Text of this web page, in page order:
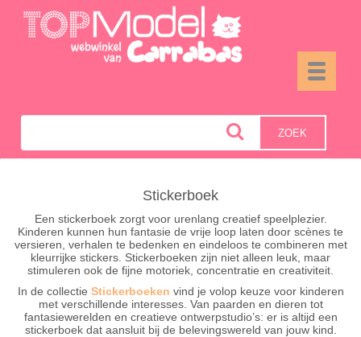
Toggle
ZOEK
Stickerboek
Een stickerboek zorgt voor urenlang creatief speelplezier.
Kinderen kunnen hun fantasie de vrije loop laten door scènes te
versieren, verhalen te bedenken en eindeloos te combineren met
kleurrijke stickers. Stickerboeken zijn niet alleen leuk, maar
stimuleren ook de fijne motoriek, concentratie en creativiteit.
In de collectie Stickerboeken vind je volop keuze voor kinderen
met verschillende interesses. Van paarden en dieren tot
fantasiewerelden en creatieve ontwerpstudio’s: er is altijd een
stickerboek dat aansluit bij de belevingswereld van jouw kind.